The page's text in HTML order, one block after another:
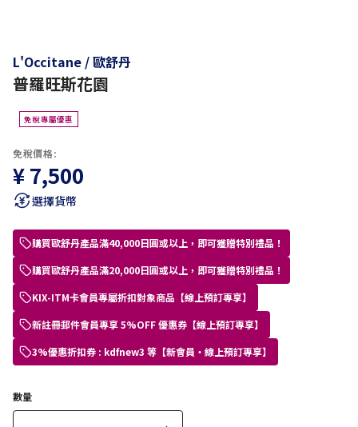
L'Occitane / 歐舒丹
普羅旺斯花園
免稅專屬優惠
免稅價格:
¥ 7,500
選擇貨幣
購買歐舒丹產品滿40,000日圓或以上，即可獲贈特別禮品！
購買歐舒丹產品滿20,000日圓或以上，即可獲贈特別禮品！
KIX-ITM卡會員專屬折扣對象商品【線上預訂專享】
新註冊郵件會員專享 5%OFF 優惠券【線上預訂專享】
3%優惠折扣券 : kdfnew3 等【新會員・線上預訂專享】
數量